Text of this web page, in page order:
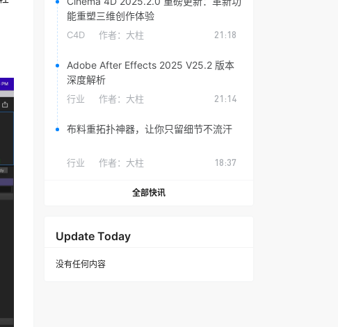
能重塑三维创作体验
C4D 作者： 大柱 21:18
Adobe After Effects 2025 V25.2 版本
深度解析
行业 作者： 大柱 21:14
布料重拓扑神器，让你只留细节不流汗
行业 作者： 大柱 18:37
全部快讯
Update Today
没有任何内容